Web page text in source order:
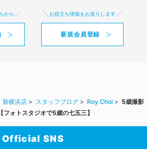
から お役立ち情報をお送りします
新規会員登録
新横浜店 スタッフブログ Roy Choi
5歳撮影
ォトスタジオで5歳の七五三】
Official SNS